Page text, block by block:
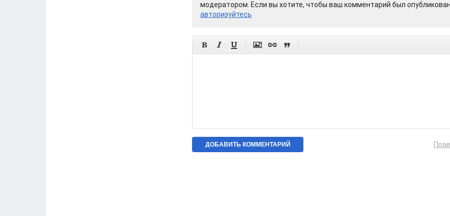
модератором. Если вы хотите, чтобы ваш комментарий был опубликован
авторизуйтесь
     